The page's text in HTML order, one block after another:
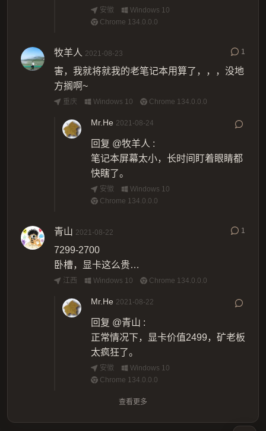
安徽
Windows 10
Chrome 134.0.0.0
牧羊人 2021-08-23 1
害，我就将就我的老笔记本用算了，，，没地
方搁啊~
重庆 Windows 10 Chrome 134.0.0.0
Mr.He 2021-08-24
回复 @牧羊人 :
笔记本屏幕太小，长时间盯着眼睛都
快瞎了。
安徽
Windows 10
Chrome 134.0.0.0
青山 2021-08-22 1
7299-2700
卧槽，显卡这么贵…
江西 Windows 10 Chrome 134.0.0.0
Mr.He 2021-08-22
回复 @青山 :
正常情况下，显卡价值2499，矿老板
太疯狂了。
安徽
Windows 10
Chrome 134.0.0.0
查看更多